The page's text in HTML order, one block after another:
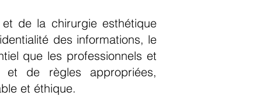
de la chirurgie esthétique
des informations, le
que les professionnels et
et de règles appropriées,
et éthique.